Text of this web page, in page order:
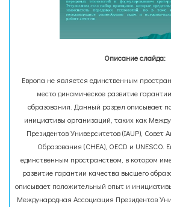
Описание слайда:
Европа не является единственным
место динамическое развитие
образования. Данный раздел описывает
инициативы организаций, таких как
Президентов Университетов (IAUP), Совет
Образования (CHEA), OECD и UNESCO.
единственным пространством, в котором
развитие гарантии качества высшего
описывает положительный опыт и
Международная Ассоциация Президентов